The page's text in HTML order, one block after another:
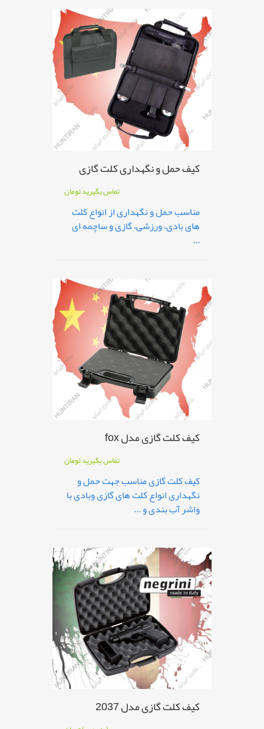
کیف حمل و نگهداری کلت گازی
تماس بگیریدتومان
مناسب حمل و نگهداری از انواع کلت
های بادی، ورزشی، گازی و ساچمه ای
...
کیف کلت گازی مدل fox
تماس بگیریدتومان
کیف کلت گازی مناسب جهت حمل و
نگهداری انواع کلت های گازی وبادی با
واشر آب بندی و ...
کیف کلت گازی مدل 2037